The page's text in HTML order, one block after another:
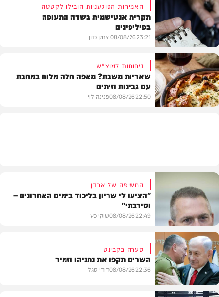
המשב"ק
חדשות
האמירות הפוגעניות הובילו לקטטה
תקרית אנטישמית בשדה התעופה
בפיליפינים
23:21
08/08/26יצחק כהן
ניחוחות למוצ"ש
שאריות משבת? מאפה חלה מלוח במחבת
עם גבינות וזיתים
22:50
08/08/26פנינה לוי
חדשות
החשיפה של ארדן
"הציעו לי שריון בליכוד בימים האחרונים –
וסירבתי"
22:49
08/08/26שוקי כץ
סערה בקבינט
השרים תקפו את נתניהו וזמיר
22:36
08/08/26דודי סגל